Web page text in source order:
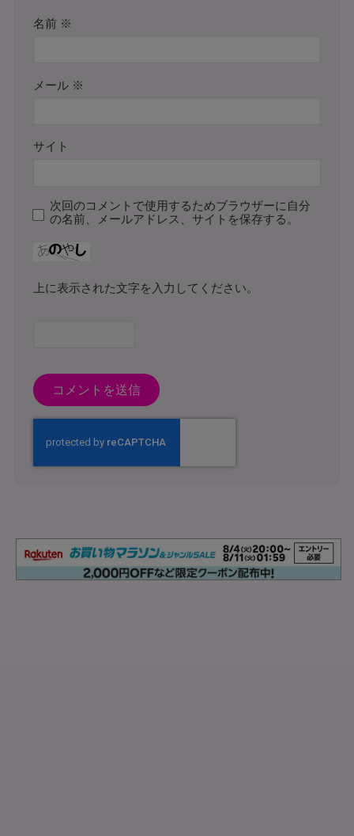
名前 ※
メール ※
サイト
次回のコメントで使用するためブラウザーに自分
の名前、メールアドレス、サイトを保存する。
上に表示された文字を入力してください。